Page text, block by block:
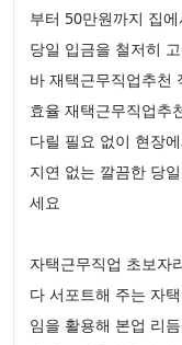
부터 50만원까지 집
당일 입금을 철저히
바 재택근무직업추천
효율 재택근무직업추
다릴 필요 없이 현장
지연 없는 깔끔한 당
세요
자택근무직업 초보자
다 서포트해 주는 자
임을 활용해 본업 리